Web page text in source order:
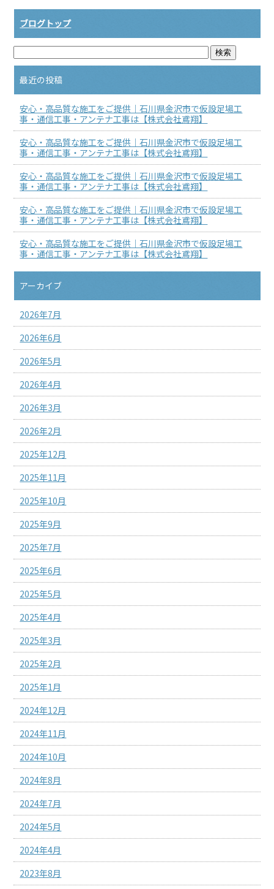
ブログトップ
最近の投稿
安心・高品質な施工をご提供｜石川県金沢市で仮設足場工
事・通信工事・アンテナ工事は【株式会社鳶翔】
安心・高品質な施工をご提供｜石川県金沢市で仮設足場工
事・通信工事・アンテナ工事は【株式会社鳶翔】
安心・高品質な施工をご提供｜石川県金沢市で仮設足場工
事・通信工事・アンテナ工事は【株式会社鳶翔】
安心・高品質な施工をご提供｜石川県金沢市で仮設足場工
事・通信工事・アンテナ工事は【株式会社鳶翔】
安心・高品質な施工をご提供｜石川県金沢市で仮設足場工
事・通信工事・アンテナ工事は【株式会社鳶翔】
アーカイブ
2026年7月
2026年6月
2026年5月
2026年4月
2026年3月
2026年2月
2025年12月
2025年11月
2025年10月
2025年9月
2025年7月
2025年6月
2025年5月
2025年4月
2025年3月
2025年2月
2025年1月
2024年12月
2024年11月
2024年10月
2024年8月
2024年7月
2024年5月
2024年4月
2023年8月